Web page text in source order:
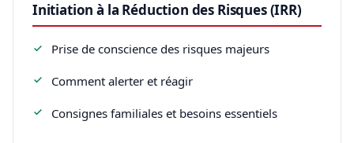
Initiation à la Réduction des Risques (IRR)
Prise de conscience des risques majeurs
Comment alerter et réagir
Consignes familiales et besoins essentiels